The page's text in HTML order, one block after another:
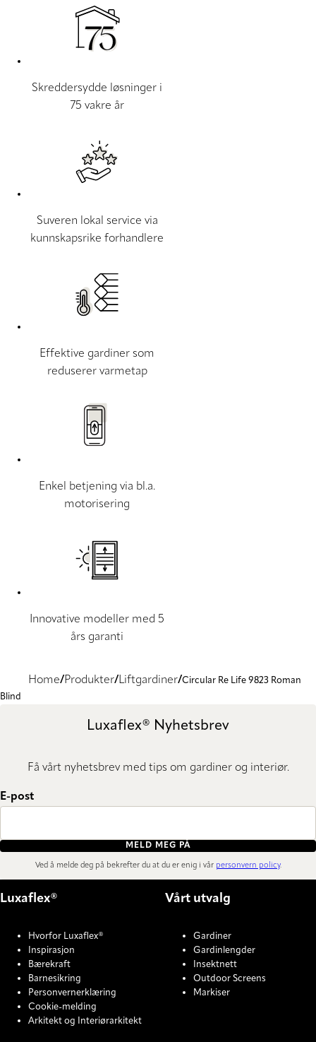
Skreddersydde løsninger i
75 vakre år
Suveren lokal service via
kunnskapsrike forhandlere
Effektive gardiner som
reduserer varmetap
Enkel betjening via bl.a.
motorisering
Innovative modeller med 5
års garanti
Home Produkter Liftgardiner Circular Re Life 9823 Roman
Blind
Luxaflex® Nyhetsbrev
Få vårt nyhetsbrev med tips om gardiner og interiør.
E-post
MELD MEG PÅ
Ved å melde deg på bekrefter du at du er enig i vår personvern policy.
Luxaflex®
Hvorfor Luxaflex®
Inspirasjon
Bærekraft
Barnesikring
Personvernerklæring
Cookie-melding
Arkitekt og Interiørarkitekt
Vårt utvalg
Gardiner
Gardinlengder
Insektnett
Outdoor Screens
Markiser